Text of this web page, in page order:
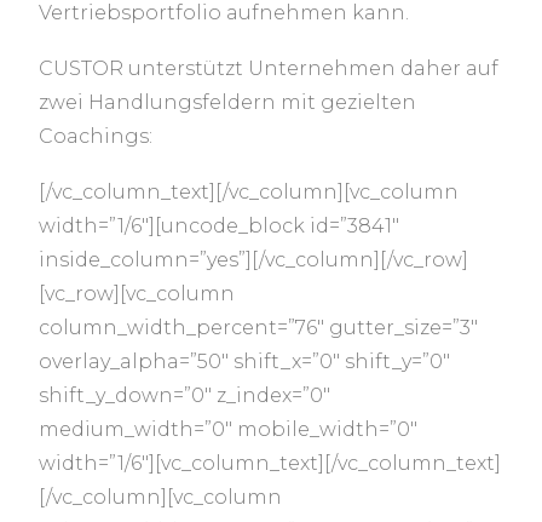
Vertriebsportfolio aufnehmen kann.
CUSTOR unterstützt Unternehmen daher auf
zwei Handlungsfeldern mit gezielten
Coachings:
[/vc_column_text][/vc_column][vc_column
width=”1/6″][uncode_block id=”3841″
inside_column=”yes”][/vc_column][/vc_row]
[vc_row][vc_column
column_width_percent=”76″ gutter_size=”3″
overlay_alpha=”50″ shift_x=”0″ shift_y=”0″
shift_y_down=”0″ z_index=”0″
medium_width=”0″ mobile_width=”0″
width=”1/6″][vc_column_text][/vc_column_text]
[/vc_column][vc_column